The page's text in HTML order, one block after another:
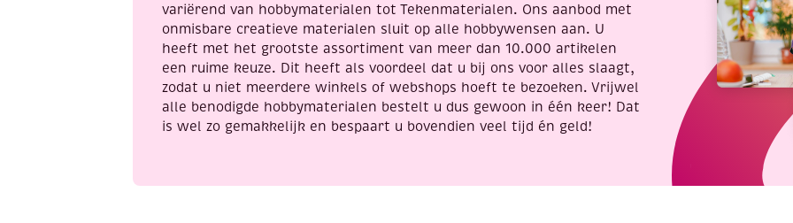
variërend van hobbymaterialen tot Tekenmaterialen. Ons aanbod met
onmisbare creatieve materialen sluit op alle hobbywensen aan. U
heeft met het grootste assortiment van meer dan 10.000 artikelen
een ruime keuze. Dit heeft als voordeel dat u bij ons voor alles slaagt,
zodat u niet meerdere winkels of webshops hoeft te bezoeken. Vrijwel
alle benodigde hobbymaterialen bestelt u dus gewoon in één keer! Dat
is wel zo gemakkelijk en bespaart u bovendien veel tijd én geld!